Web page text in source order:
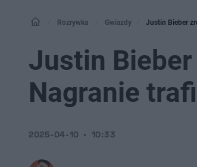
Rozrywka Gwiazdy Justin Bieber
Justin Bieber
Nagranie
2025-04-10 10:33